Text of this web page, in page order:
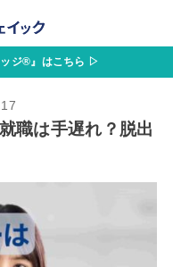
ジ®』はこちら ▷
職は手遅れ？脱出